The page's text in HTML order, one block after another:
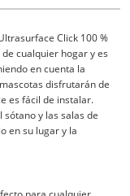
Click 100 %
cualquier hogar y es
en cuenta la
disfrutarán de
es fácil de instalar.
sótano y las salas de
en su lugar y la